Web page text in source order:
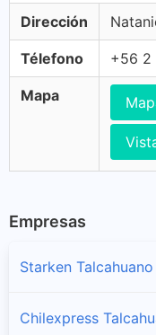
Dirección
Télefono +56 2
Mapa
Empresas
Starken Talcahuano
Chilexpress